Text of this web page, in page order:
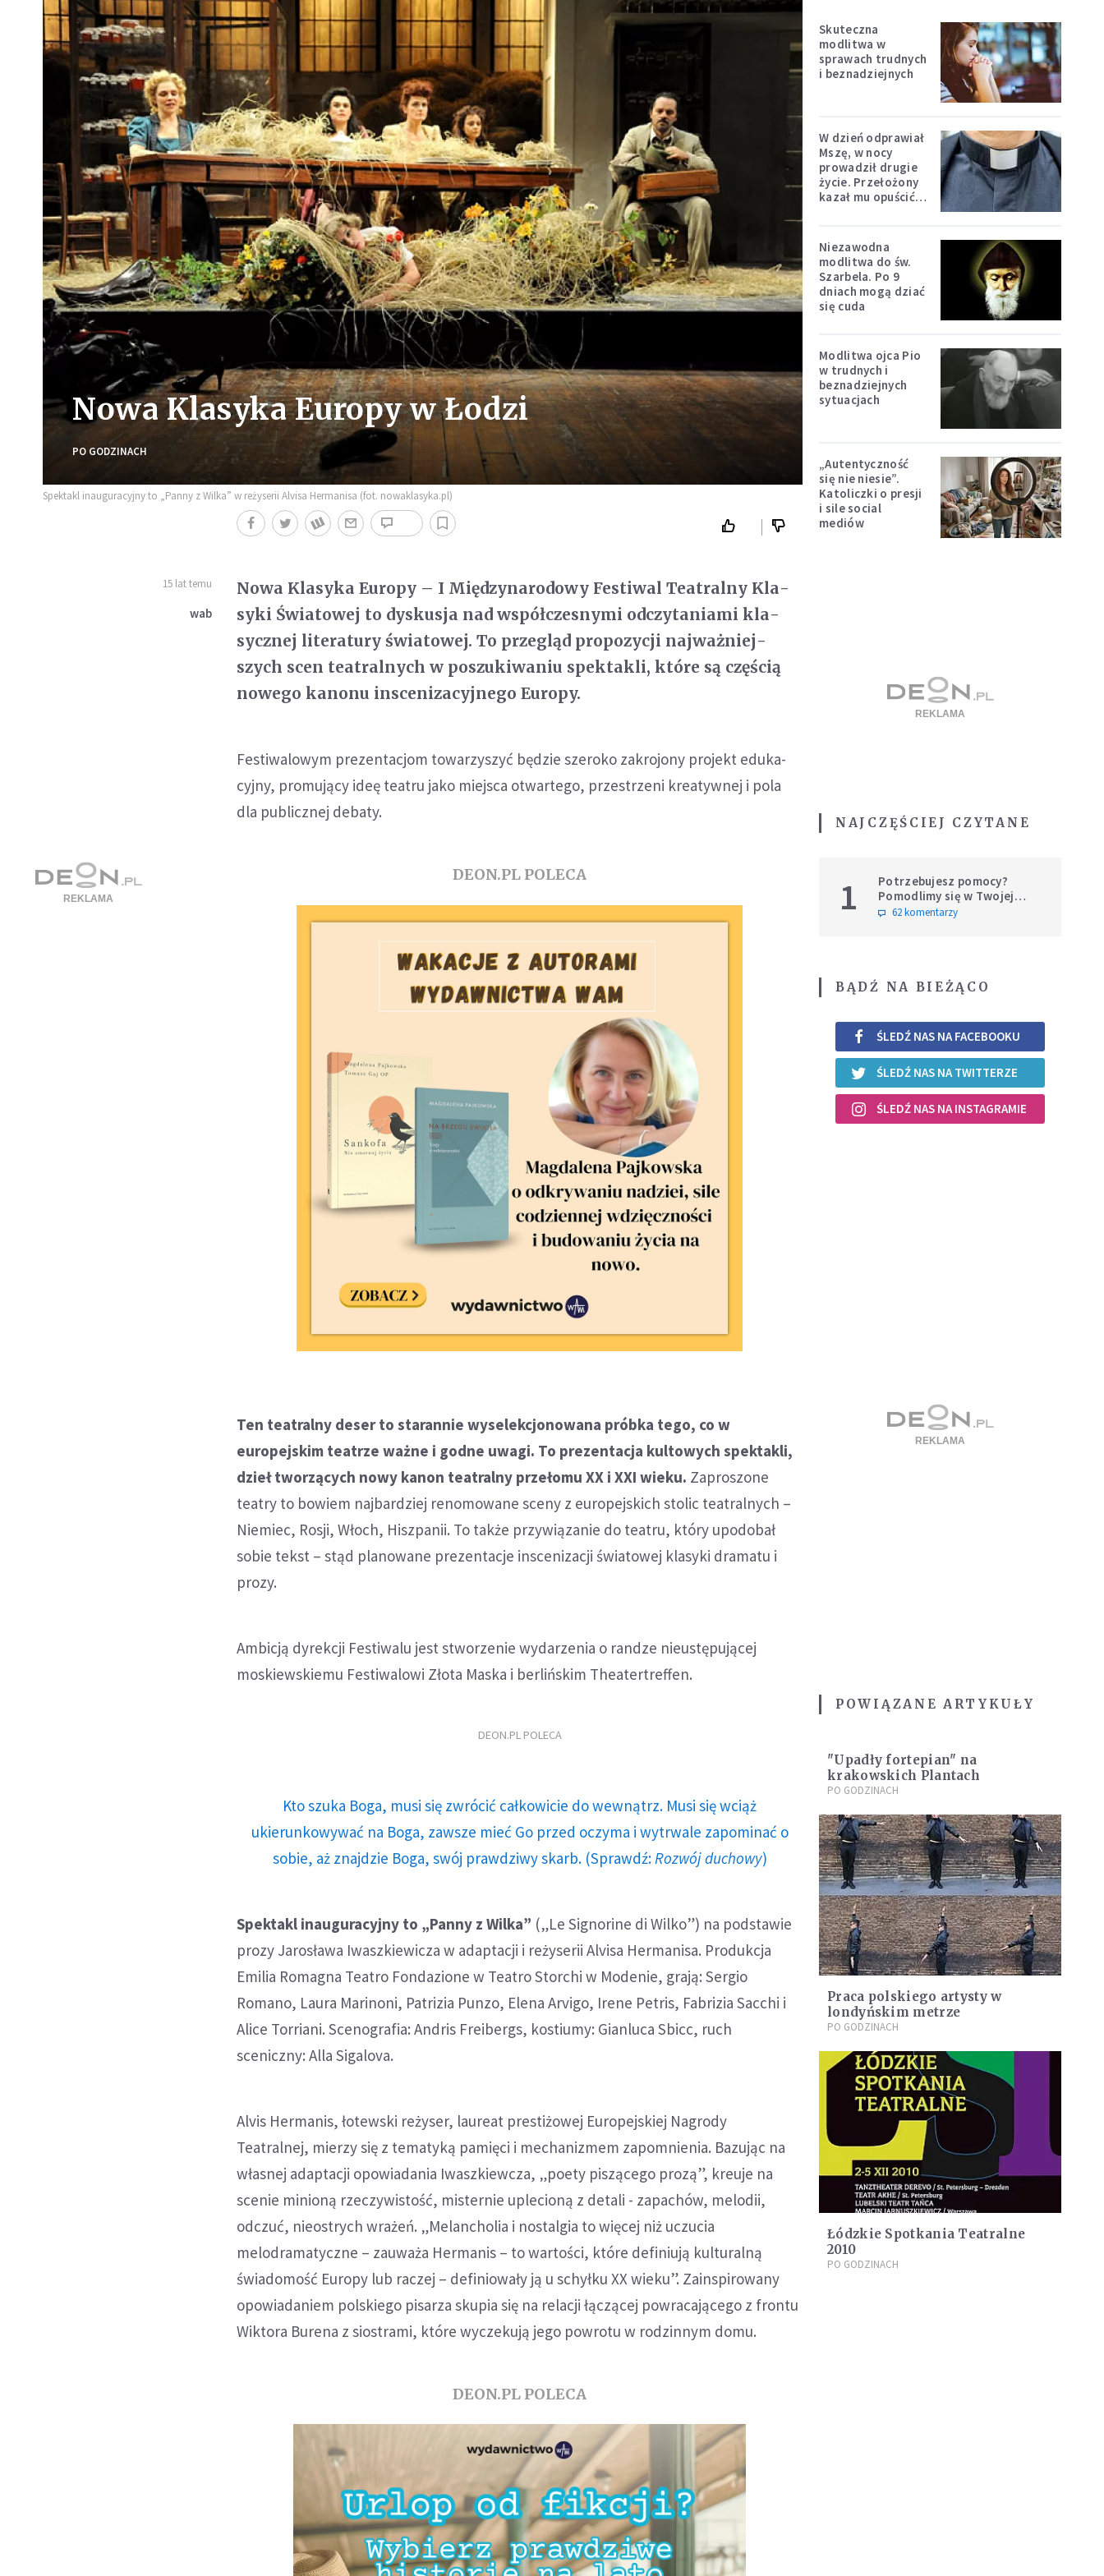
Nowa Klasyka Europy w Łodzi
PO GODZINACH
Spektakl inauguracyjny to „Panny z Wilka” w reżyserii Alvisa Hermanisa (fot. nowaklasyka.pl)
15 lat temu
wab
Nowa Klasyka Europy – I Mię­dzy­na­ro­dowy Festi­wal Teatralny Kla­
syki Świa­to­wej to dys­ku­sja nad współ­cze­snymi odczy­ta­niami kla­
sycz­nej lite­ra­tury świa­to­wej. To prze­gląd pro­po­zy­cji naj­waż­niej­
szych scen teatral­nych w poszu­ki­wa­niu spek­ta­kli, które są czę­ścią
nowego kanonu insce­ni­za­cyj­nego Europy.
Festi­wa­lo­wym pre­zen­ta­cjom towa­rzy­szyć będzie sze­roko zakro­jony pro­jekt edu­ka­
cyjny, pro­mu­jący ideę teatru jako miej­sca otwar­tego, prze­strzeni kre­atyw­nej i pola
dla publicz­nej debaty.
DEON.PL POLECA
Ten teatralny deser to starannie wyselekcjonowana próbka tego, co w
europejskim teatrze ważne i godne uwagi. To prezentacja kultowych spektakli,
dzieł tworzących nowy kanon teatralny przełomu XX i XXI wieku. Zaproszone
teatry to bowiem najbardziej renomowane sceny z europejskich stolic teatralnych –
Niemiec, Rosji, Włoch, Hiszpanii. To także przywiązanie do teatru, który upodobał
sobie tekst – stąd planowane prezentacje inscenizacji światowej klasyki dramatu i
prozy.
Ambicją dyrekcji Festiwalu jest stworzenie wydarzenia o randze nieustępującej
moskiewskiemu Festiwalowi Złota Maska i berlińskim Theatertreffen.
DEON.PL POLECA
Kto szuka Boga, musi się zwrócić całkowicie do wewnątrz. Musi się wciąż
ukierunkowywać na Boga, zawsze mieć Go przed oczyma i wytrwale zapominać o
sobie, aż znajdzie Boga, swój prawdziwy skarb. (Sprawdź: Rozwój duchowy)
Spektakl inauguracyjny to „Panny z Wilka” („Le Signorine di Wilko”) na podstawie
prozy Jarosława Iwaszkiewicza w adaptacji i reżyserii Alvisa Hermanisa. Produkcja
Emilia Romagna Teatro Fondazione w Teatro Storchi w Modenie, grają: Sergio
Romano, Laura Marinoni, Patrizia Punzo, Elena Arvigo, Irene Petris, Fabrizia Sacchi i
Alice Torriani. Scenografia: Andris Freibergs, kostiumy: Gianluca Sbicc, ruch
sceniczny: Alla Sigalova.
Alvis Hermanis, łotewski reżyser, laureat prestiżowej Europejskiej Nagrody
Teatralnej, mierzy się z tematyką pamięci i mechanizmem zapomnienia. Bazując na
własnej adaptacji opowiadania Iwaszkiewcza, „poety piszącego prozą”, kreuje na
scenie minioną rzeczywistość, misternie uplecioną z detali - zapachów, melodii,
odczuć, nieostrych wrażeń. „Melancholia i nostalgia to więcej niż uczucia
melodramatyczne – zauważa Hermanis – to wartości, które definiują kulturalną
świadomość Europy lub raczej – definiowały ją u schyłku XX wieku”. Zainspirowany
opowiadaniem polskiego pisarza skupia się na relacji łączącej powracającego z frontu
Wiktora Burena z siostrami, które wyczekują jego powrotu w rodzinnym domu.
DEON.PL POLECA
Skuteczna
modlitwa w
sprawach trudnych
i beznadziejnych
W dzień odprawiał
Mszę, w nocy
prowadził drugie
życie. Przełożony
kazał mu opuścić
Niezawodna
modlitwa do św.
Szarbela. Po 9
dniach mogą dziać
się cuda
Modlitwa ojca Pio
w trudnych i
beznadziejnych
sytuacjach
„Autentyczność
się nie niesie”.
Katoliczki o presji
i sile social
mediów
NAJCZĘŚCIEJ CZYTANE
1
Potrzebujesz pomocy?
Pomodlimy się w Twojej
intencji
62 komentarzy
BĄDŹ NA BIEŻĄCO
ŚLEDŹ NAS NA FACEBOOKU
ŚLEDŹ NAS NA TWITTERZE
ŚLEDŹ NAS NA INSTAGRAMIE
POWIĄZANE ARTYKUŁY
"Upadły fortepian" na
krakowskich Plantach
PO GODZINACH
Praca polskiego artysty w
londyńskim metrze
PO GODZINACH
Łódzkie Spotkania Teatralne
2010
PO GODZINACH